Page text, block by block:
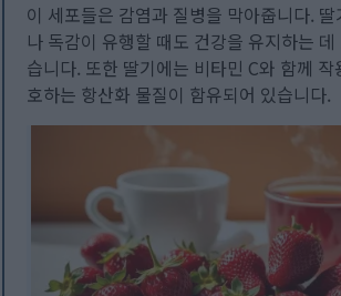
이 세포들은 감염과 질병을 막아줍니다. 딸
나 독감이 유행할 때도 건강을 유지하는
습니다. 또한 딸기에는 비타민 C와 함께 작
호하는 항산화 물질이 함유되어 있습니다.